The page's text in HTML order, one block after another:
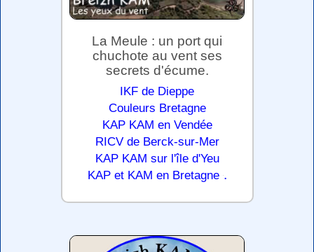
La Meule : un port qui
chuchote au vent ses
secrets d'écume.
IKF de Dieppe
Couleurs Bretagne
KAP KAM en Vendée
RICV de Berck-sur-Mer
KAP KAM sur l'île d'Yeu
KAP et KAM en Bretagne .